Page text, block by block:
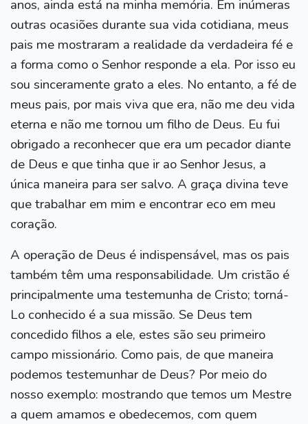
anos, ainda está na minha memória. Em inúmeras
outras ocasiões durante sua vida cotidiana, meus
pais me mostraram a realidade da verdadeira fé e
a forma como o Senhor responde a ela. Por isso eu
sou sinceramente grato a eles. No entanto, a fé de
meus pais, por mais viva que era, não me deu vida
eterna e não me tornou um filho de Deus. Eu fui
obrigado a reconhecer que era um pecador diante
de Deus e que tinha que ir ao Senhor Jesus, a
única maneira para ser salvo. A graça divina teve
que trabalhar em mim e encontrar eco em meu
coração.
A operação de Deus é indispensável, mas os pais
também têm uma responsabilidade. Um cristão é
principalmente uma testemunha de Cristo; torná-
Lo conhecido é a sua missão. Se Deus tem
concedido filhos a ele, estes são seu primeiro
campo missionário. Como pais, de que maneira
podemos testemunhar de Deus? Por meio do
nosso exemplo: mostrando que temos um Mestre
a quem amamos e obedecemos, com quem